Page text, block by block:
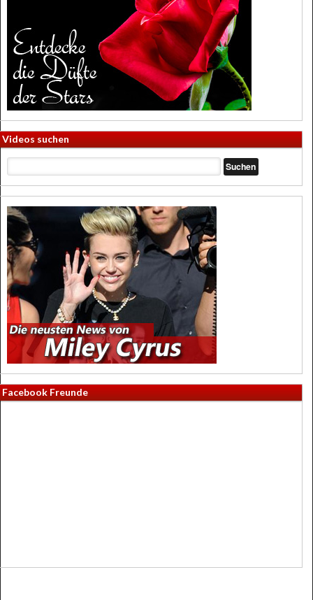
Videos suchen
Facebook Freunde